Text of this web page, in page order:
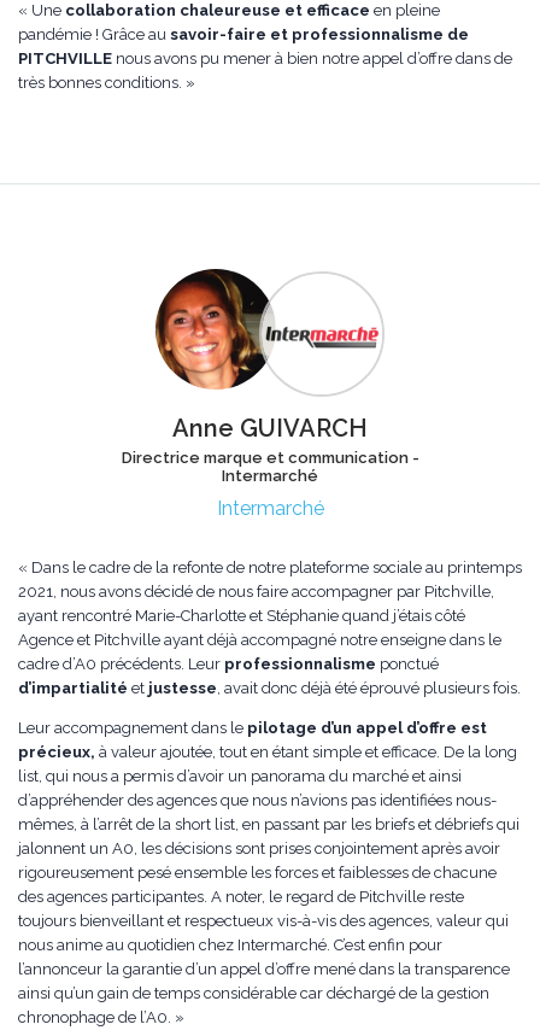
« Une collaboration chaleureuse et efficace en pleine
pandémie ! Grâce au savoir-faire et professionnalisme de
PITCHVILLE nous avons pu mener à bien notre appel d’offre dans de
très bonnes conditions. »
Anne GUIVARCH
Directrice marque et communication -
Intermarché
Intermarché
« Dans le cadre de la refonte de notre plateforme sociale au printemps
2021, nous avons décidé de nous faire accompagner par Pitchville,
ayant rencontré Marie-Charlotte et Stéphanie quand j’étais côté
Agence et Pitchville ayant déjà accompagné notre enseigne dans le
cadre d’A0 précédents. Leur professionnalisme ponctué
d’impartialité et justesse, avait donc déjà été éprouvé plusieurs fois.
Leur accompagnement dans le pilotage d’un appel d’offre est
précieux, à valeur ajoutée, tout en étant simple et efficace. De la long
list, qui nous a permis d’avoir un panorama du marché et ainsi
d’appréhender des agences que nous n’avions pas identifiées nous-
mêmes, à l’arrêt de la short list, en passant par les briefs et débriefs qui
jalonnent un A0, les décisions sont prises conjointement après avoir
rigoureusement pesé ensemble les forces et faiblesses de chacune
des agences participantes. A noter, le regard de Pitchville reste
toujours bienveillant et respectueux vis-à-vis des agences, valeur qui
nous anime au quotidien chez Intermarché. C’est enfin pour
l’annonceur la garantie d’un appel d’offre mené dans la transparence
ainsi qu’un gain de temps considérable car déchargé de la gestion
chronophage de l’A0. »